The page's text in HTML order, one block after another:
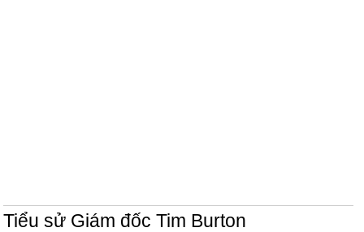
Tiểu sử Giám đốc Tim Burton